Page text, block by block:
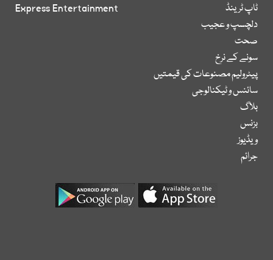
ٹاپ ٹرینڈ
دلچسپ و عجیب
صحت
سونے کے نرخ
پیٹرولیم مصنوعات کی قیمتیں
سائنس و ٹیکنالوجی
بلاگ
بزنس
ویڈیوز
جرائم
Express Entertainment